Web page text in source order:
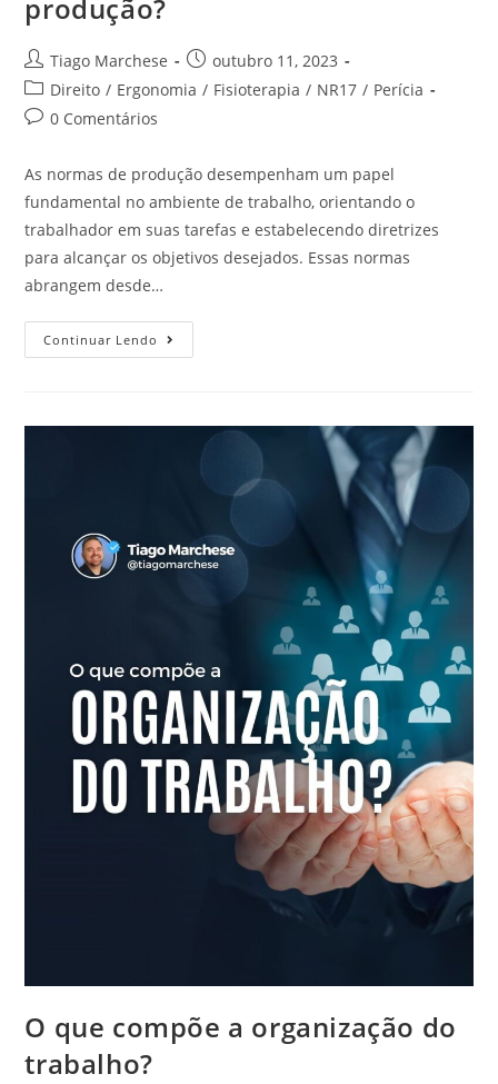
produção?
Tiago Marchese
outubro 11, 2023
Direito / Ergonomia / Fisioterapia / NR17 / Perícia
0 Comentários
As normas de produção desempenham um papel
fundamental no ambiente de trabalho, orientando o
trabalhador em suas tarefas e estabelecendo diretrizes
para alcançar os objetivos desejados. Essas normas
abrangem desde…
Continuar Lendo
O que compõe a organização do
trabalho?